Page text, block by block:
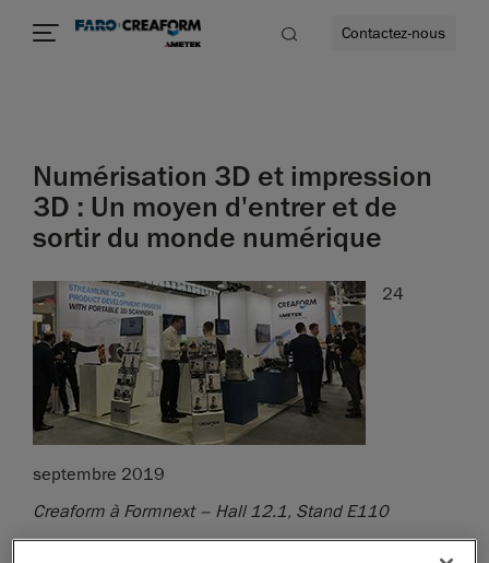
encore
Contactez-nous
Numérisation 3D et impression
3D : Un moyen d'entrer et de
sortir du monde numérique
24
septembre 2019
Creaform à Formnext – Hall 12.1, Stand E110